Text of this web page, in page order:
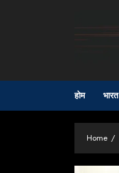
होम भारत
Home